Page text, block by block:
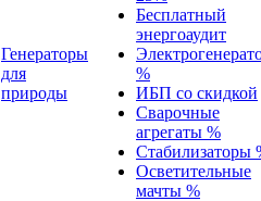
Генераторы
для
природы
Бесплатный
энергоаудит
%
ИБП со скидкой
Сварочные
агрегаты %
Стабилизаторы
Осветительные
мачты %